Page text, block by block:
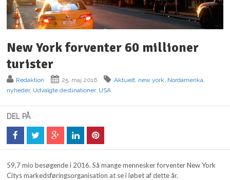
New York forventer 60 millioner
turister
Redaktion 25. maj 2016 Aktuelt new york Nordamerika
nyheder, Udvalgte destinationer, USA
DEL PÅ
59,7 mio besøgende i 2016. Så mange mennesker forventer New York
Citys markedsføringsorganisation at se i løbet af dette år.